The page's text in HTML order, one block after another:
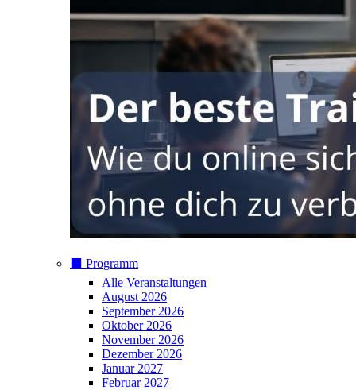
⬛️ Programm
Alle Veranstaltungen
August 2026
September 2026
Oktober 2026
November 2026
Dezember 2026
Januar 2027
Februar 2027